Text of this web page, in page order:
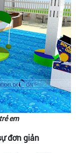
em
đơn giản